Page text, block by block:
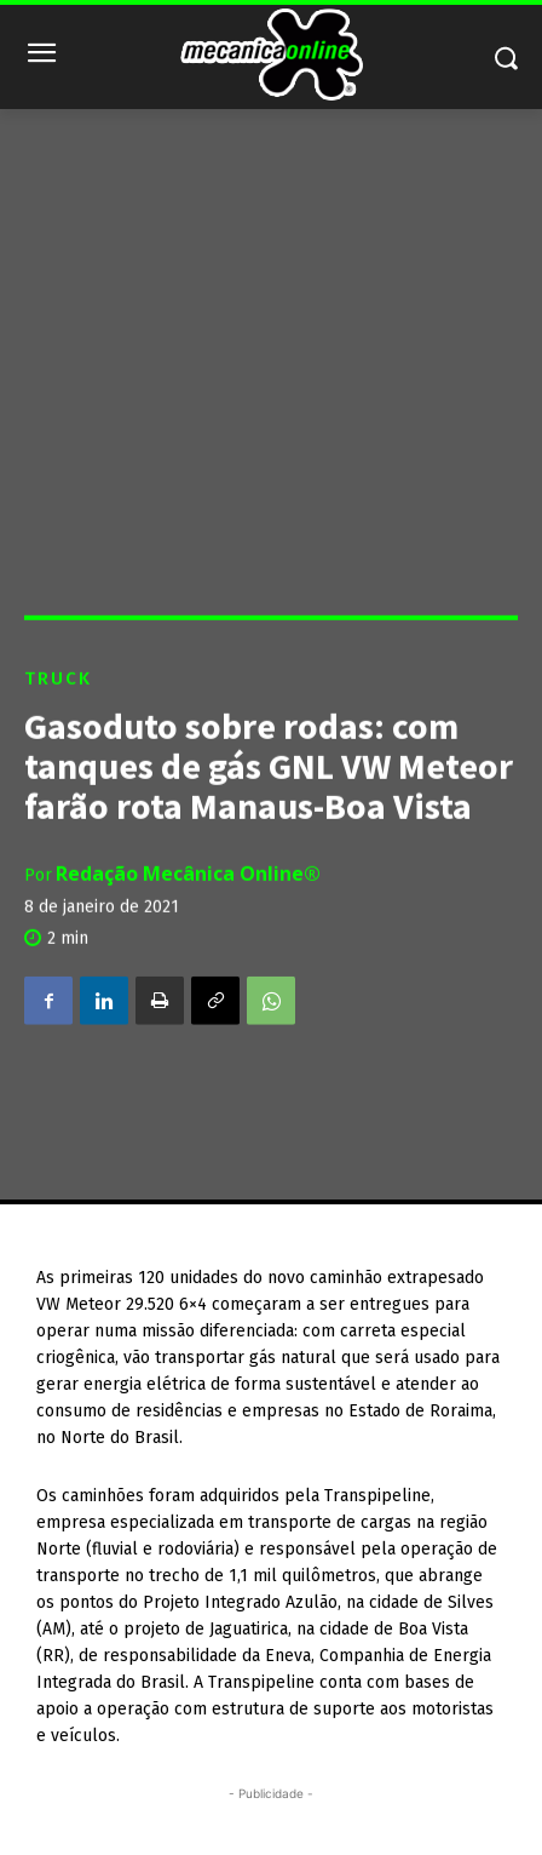
TRUCK
Gasoduto sobre rodas: com
tanques de gás GNL VW Meteor
farão rota Manaus-Boa Vista
Por Redação Mecânica Online®
8 de janeiro de 2021
2 min
As primeiras 120 unidades do novo caminhão extrapesado
VW Meteor 29.520 6×4 começaram a ser entregues para
operar numa missão diferenciada: com carreta especial
criogênica, vão transportar gás natural que será usado para
gerar energia elétrica de forma sustentável e atender ao
consumo de residências e empresas no Estado de Roraima,
no Norte do Brasil.
Os caminhões foram adquiridos pela Transpipeline,
empresa especializada em transporte de cargas na região
Norte (fluvial e rodoviária) e responsável pela operação de
transporte no trecho de 1,1 mil quilômetros, que abrange
os pontos do Projeto Integrado Azulão, na cidade de Silves
(AM), até o projeto de Jaguatirica, na cidade de Boa Vista
(RR), de responsabilidade da Eneva, Companhia de Energia
Integrada do Brasil. A Transpipeline conta com bases de
apoio a operação com estrutura de suporte aos motoristas
e veículos.
- Publicidade -